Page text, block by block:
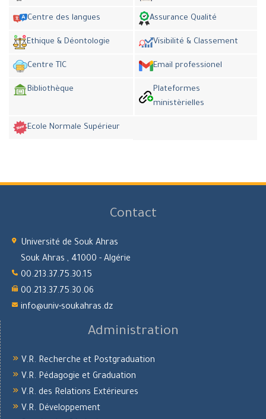
Centre des langues Assurance Qualité
Ethique & Déontologie Visibilité & Classement
Centre TIC Email professionel
Bibliothèque
Plateformes
ministèrielles
Ecole Normale Supérieur
Contact
Université de Souk Ahras
Souk Ahras , 41000 - Algérie
00.213.37.75.30.15
00.213.37.75.30.06
info@univ-soukahras.dz
Administration
V.R. Recherche et Postgraduation
V.R. Pédagogie et Graduation
V.R. des Relations Extérieures
V.R. Développement